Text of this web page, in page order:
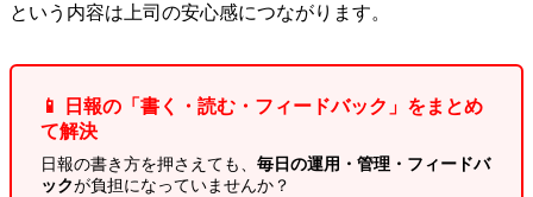
という内容は上司の安心感につながります。
📱 日報の「書く・読む・フィードバック」をまとめ
て解決
日報の書き方を押さえても、 毎日の運用・管理・フィードバ
ックが負担になっていませんか？